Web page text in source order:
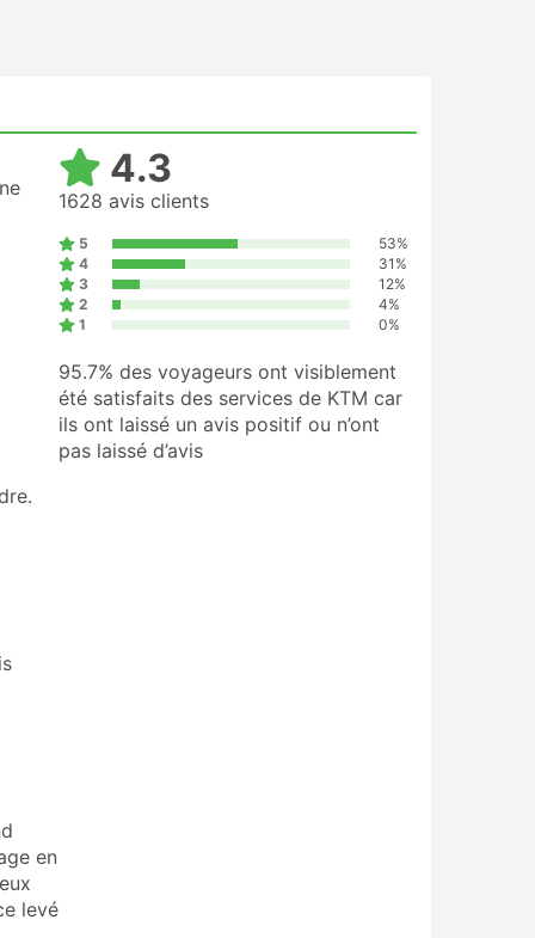
en
levé
4.3
1628 avis clients
5
53%
4
31%
3
12%
2
4%
1
0%
95.7% des voyageurs ont visiblement
été satisfaits des services de KTM car
ils ont laissé un avis positif ou n’ont
pas laissé d’avis